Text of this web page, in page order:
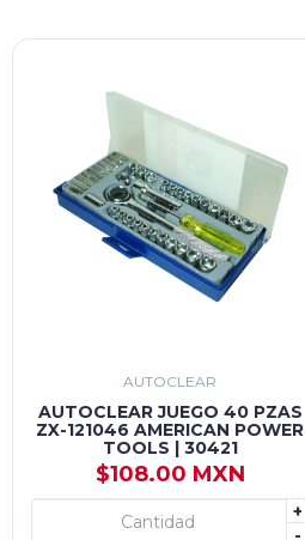
AUTOCLEAR
AUTOCLEAR JUEGO 40 PZAS
ZX-121046 AMERICAN POWER
TOOLS | 30421
$108.00 MXN
+
-
+ AGREGAR